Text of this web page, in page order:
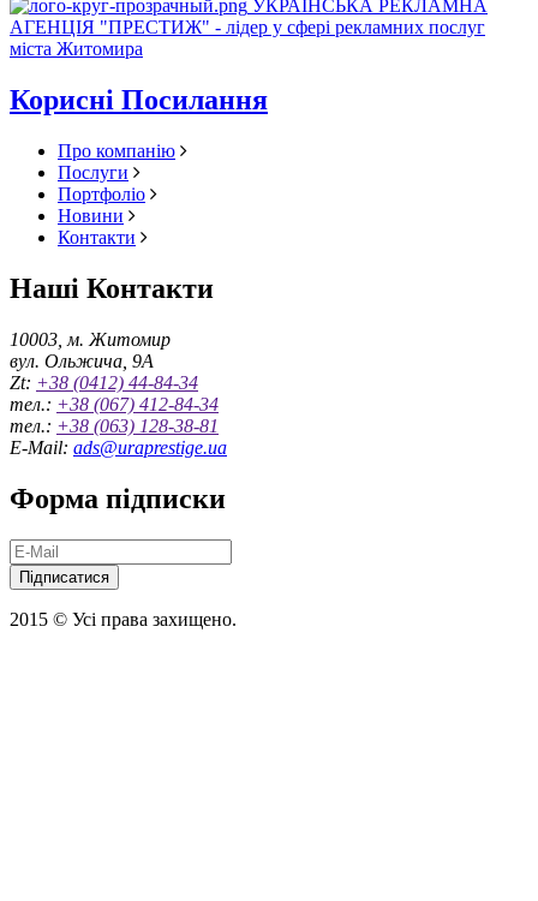
УКРАЇНСЬКА РЕКЛАМНА
АГЕНЦІЯ "ПРЕСТИЖ" - лідер у сфері рекламних послуг
міста Житомира
Корисні Посилання
Про компанію
Послуги
Портфоліо
Новини
Контакти
Наші Контакти
10003, м. Житомир
вул. Ольжича, 9А
Zt: +38 (0412) 44-84-34
тел.: +38 (067) 412-84-34
тел.: +38 (063) 128-38-81
E-Mail: ads@uraprestige.ua
Форма підписки
Підписатися
2015 © Усі права захищено.